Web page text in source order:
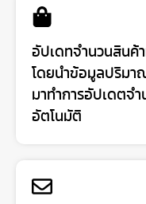
อัปเดทจำนวนสินค้
โดยนำข้อมูลปริมา
มาทำการอัปเดตจ
อัตโนมัติ